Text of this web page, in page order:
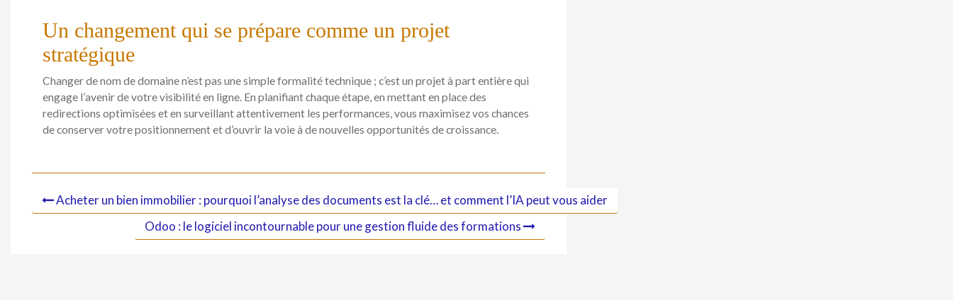
Un changement qui se prépare comme un projet
stratégique
Changer de nom de domaine n’est pas une simple formalité technique ; c’est un projet à part entière qui
engage l’avenir de votre visibilité en ligne. En planifiant chaque étape, en mettant en place des
redirections optimisées et en surveillant attentivement les performances, vous maximisez vos chances
de conserver votre positionnement et d’ouvrir la voie à de nouvelles opportunités de croissance.
Acheter un bien immobilier : pourquoi l’analyse des documents est la clé… et comment l’IA peut vous aider
Odoo : le logiciel incontournable pour une gestion fluide des formations